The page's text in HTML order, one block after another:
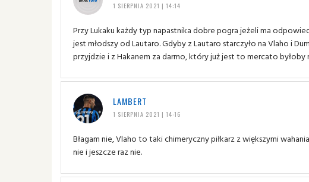
1 SIERPNIA 2021 | 14:14
Przy Lukaku każdy typ napastnika dobre pogra jeżeli ma
jest młodszy od Lautaro. Gdyby z Lautaro starczyło na Vlaho i
przyjdzie i z Hakanem za darmo, który już jest to mercato
LAMBERT
1 SIERPNIA 2021 | 14:16
Błagam nie, Vlaho to taki chimeryczny piłkarz z większymi
nie i jeszcze raz nie.